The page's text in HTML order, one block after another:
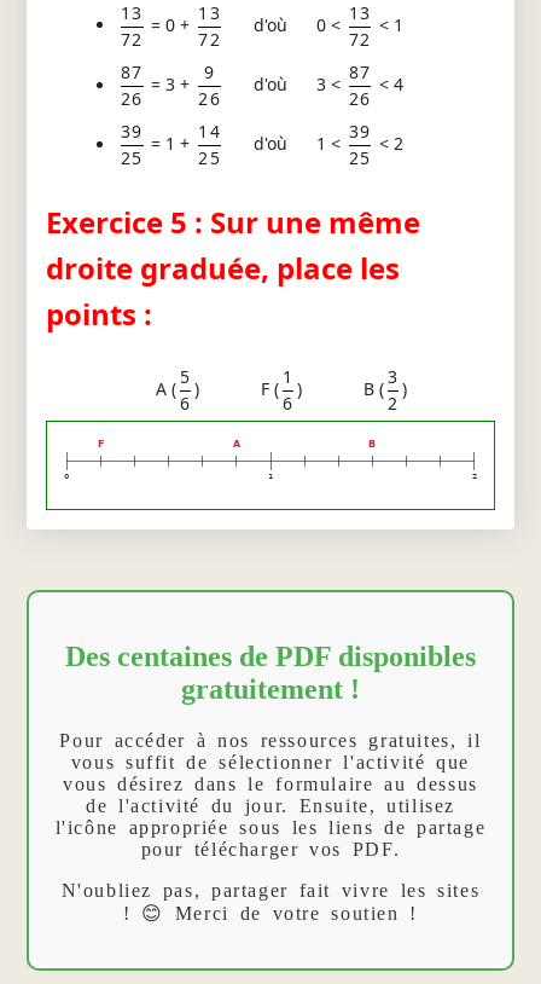
13
72
= 0 +
13
72
d'où 0 <
13
72
< 1
87
26
= 3 +
9
26
d'où 3 <
87
26
< 4
39
25
= 1 +
14
25
d'où 1 <
39
25
< 2
Exercice 5 : Sur une même
droite graduée, place les
points :
A (
5
6
) F (
1
6
) B (
3
2
)
0 1 2
A
F B
Des centaines de PDF disponibles
gratuitement !
Pour accéder à nos ressources gratuites, il
vous suffit de sélectionner l'activité que
vous désirez dans le formulaire au dessus
de l'activité du jour. Ensuite, utilisez
l'icône appropriée sous les liens de partage
pour télécharger vos PDF.
N'oubliez pas, partager fait vivre les sites
! 😊 Merci de votre soutien !